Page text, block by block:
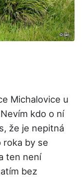
Michalovice u
kdo o ní
že je nepitná
roka by se
ten není
bez